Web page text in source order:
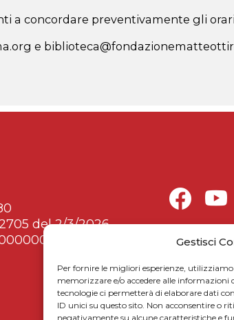
Gestisci
Per fornire le migliori esperienze,
memorizzare e/o accedere alle informazioni
tecnologie ci permetterà di elaborare dati
ID unici su questo sito. Non acconsentire o
negativamente su alcune caratteristiche e
a concordare preventivamente gli
e
del 2/3/2026
Link utili
5xmille
Contattaci